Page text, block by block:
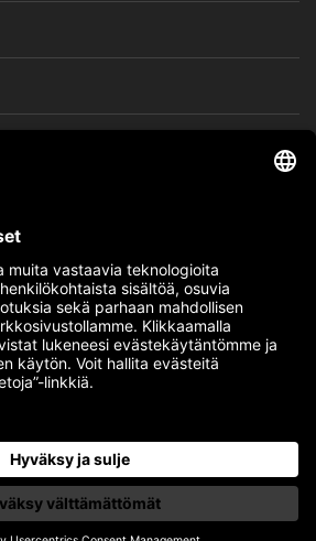
social – follow us and show
your passion!